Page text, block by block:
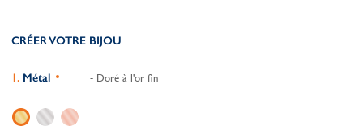
CRÉER VOTRE BIJOU
Métal - Doré à l'or fin